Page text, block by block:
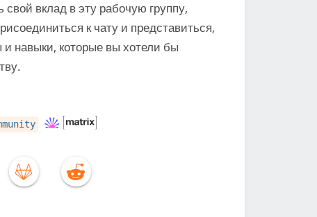
свой вклад в эту рабочую группу,
к чату и представиться,
и навыки, которые вы хотели бы